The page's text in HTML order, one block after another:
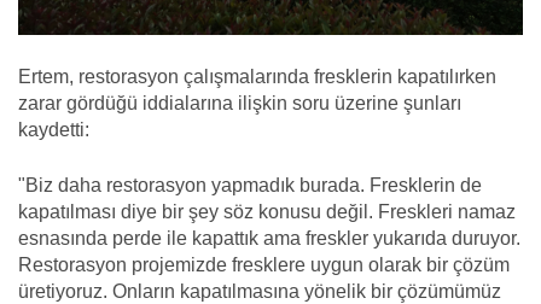
Ertem, restorasyon çalışmalarında fresklerin kapatılırken
zarar gördüğü iddialarına ilişkin soru üzerine şunları
kaydetti:
"Biz daha restorasyon yapmadık burada. Fresklerin de
kapatılması diye bir şey söz konusu değil. Freskleri namaz
esnasında perde ile kapattık ama freskler yukarıda duruyor.
Restorasyon projemizde fresklere uygun olarak bir çözüm
üretiyoruz. Onların kapatılmasına yönelik bir çözümümüz